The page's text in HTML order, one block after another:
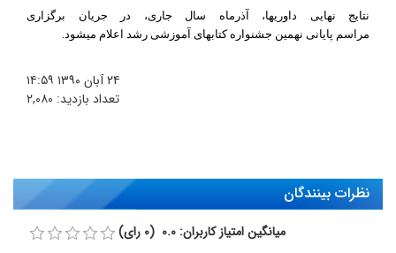
نتایج نهایی داوری‏ها، آذرماه سال جاری، در جریان برگزاری
مراسم پایانی نهمین جشنواره کتاب‏های آموزشی رشد اعلام می‏شود.
۲۴ آبان ۱۳۹۰
۱۴:۵۹
تعداد بازدید: ۲,۰۸۰
نظرات بینندگان
میانگین امتیاز کاربران: 0.0 (0 رای)